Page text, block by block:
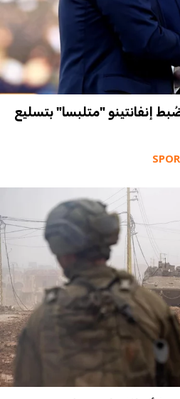
إنفانتينو "متلبسا" بتسليع